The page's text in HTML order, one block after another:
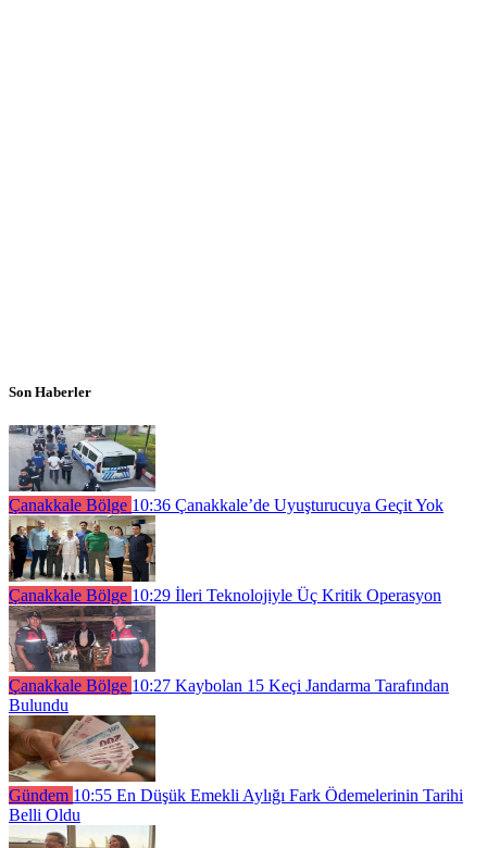
Son Haberler
Çanakkale Bölge 10:36 Çanakkale’de Uyuşturucuya Geçit Yok
Çanakkale Bölge 10:29 İleri Teknolojiyle Üç Kritik Operasyon
Çanakkale Bölge 10:27 Kaybolan 15 Keçi Jandarma Tarafından
Bulundu
Gündem 10:55 En Düşük Emekli Aylığı Fark Ödemelerinin Tarihi
Belli Oldu